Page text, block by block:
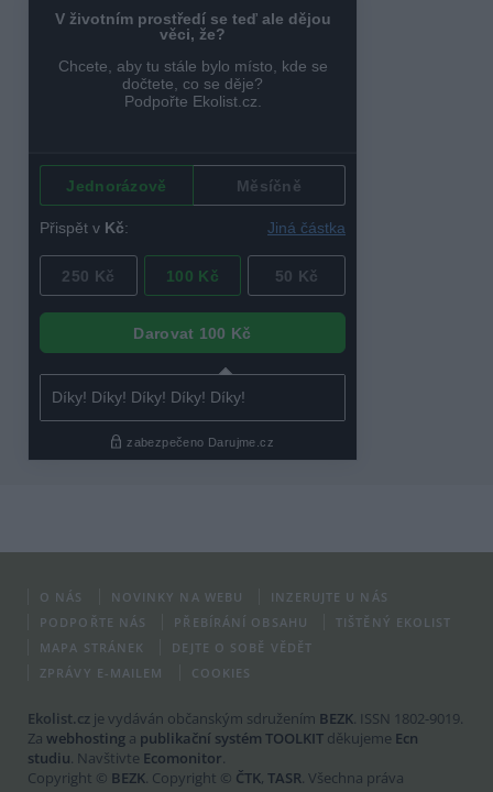
O NÁS NOVINKY NA WEBU
INZERUJTE U NÁS
PODPOŘTE NÁS
PŘEBÍRÁNÍ OBSAHU
TIŠTĚNÝ EKOLIST
MAPA STRÁNEK
DEJTE O SOBĚ VĚDĚT
ZPRÁVY E-MAILEM
COOKIES
Ekolist.cz je vydáván občanským sdružením BEZK. ISSN 1802-9019.
Za webhosting a publikační systém TOOLKIT děkujeme Ecn
studiu. Navštivte Ecomonitor.
Copyright © BEZK. Copyright © ČTK, TASR. Všechna práva